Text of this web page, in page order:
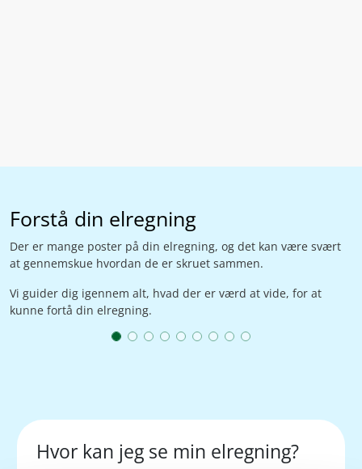
Forstå din elregning
Der er mange poster på din elregning, og det kan være svært
at gennemskue hvordan de er skruet sammen.
Vi guider dig igennem alt, hvad der er værd at vide, for at
kunne fortå din elregning.
Hvor kan jeg se min elregning?